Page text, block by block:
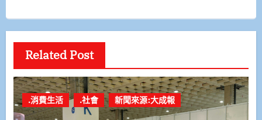
Related Post
.消費生活 .社會 新聞來源:大成報